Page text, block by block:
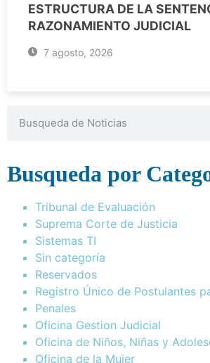
ESTRUCTURA DE LA
RAZONAMIENTO JUDICIAL
7 agosto, 2026
Busqueda por
Tribunal de Evaluación
Suprema Corte de Justicia
Sistemas TI
Sin categoría
Reservados
Registro Único de Postulantes
Penales
Oficina Gestion Judicial
Oficina de Niños, Niñas y
Oficina de la Mujer